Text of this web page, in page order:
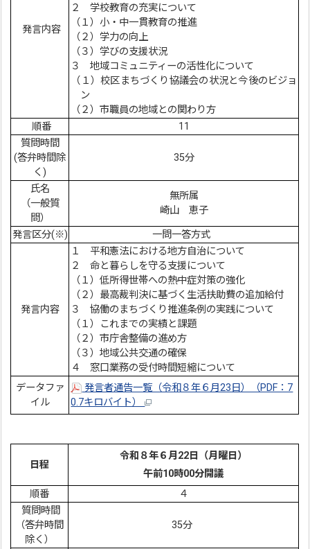
発言内容
２ 学校教育の充実について
（１）小・中一貫教育の推進
（２）学力の向上
（３）学びの支援状況
３ 地域コミュニティーの活性化について
（１）校区まちづくり協議会の状況と今後のビジョ
ン
（２）市職員の地域との関わり方
順番
11
質問時間
(答弁時間除
く)
35分
氏名
（一般質
問）
無所属
崎山 恵子
発言区分(※) 一問一答方式
発言内容
１ 平和憲法における地方自治について
２ 命と暮らしを守る支援について
（１）低所得世帯への熱中症対策の強化
（２）最高裁判決に基づく生活扶助費の追加給付
３ 協働のまちづくり推進条例の実践について
（１）これまでの実績と課題
（２）市庁舎整備の進め方
（３）地域公共交通の確保
４ 窓口業務の受付時間短縮について
データファ
イル
発言者通告一覧（令和８年６月23日）（PDF：7
0.7キロバイト）
日程
令和８年６月22 日（月曜日）
午前10時00分開議
順番
４
質問時間
（答弁時間
除く）
35分